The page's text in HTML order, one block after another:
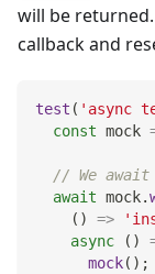
will be
callback and
test ( 'async
const mock
// We
await mock.
( ) =>
async
( )
mock( ) ;